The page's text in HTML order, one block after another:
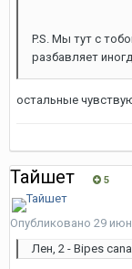
P.S. Мы тут с
разбавляет
остальные
Тайшет 5
Опубликовано 29
Лен, 2 - Bipes